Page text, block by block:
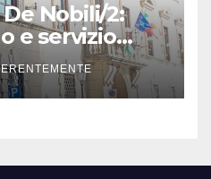
Nobili/2:
e servizio
(con link)